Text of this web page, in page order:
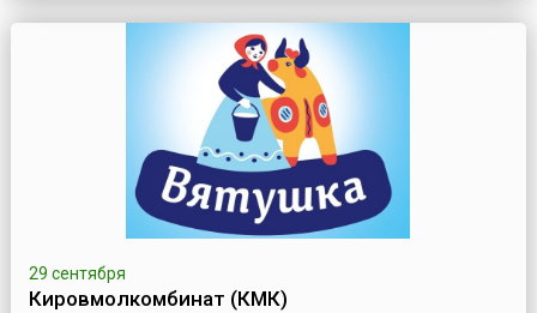
29 сентября
Кировмолкомбинат (КМК)